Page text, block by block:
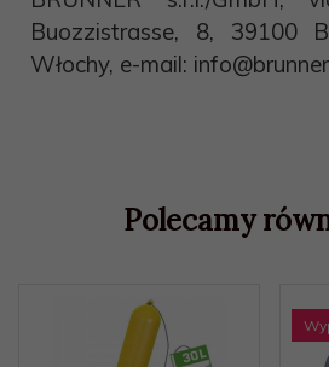
Buozzistrasse, 8, 39100
Włochy, e-mail:
Polecamy